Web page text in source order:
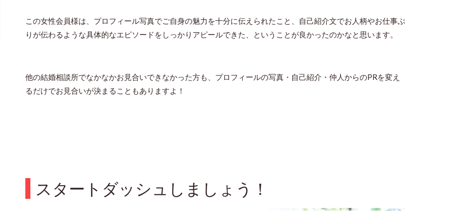
この女性会員様は、プロフィール写真でご自身の魅力を十分に伝えられたこと、自己紹介文でお人柄やお仕事ぶ
りが伝わるような具体的なエピソードをしっかりアピールできた、ということが良かったのかなと思います。
他の結婚相談所でなかなかお見合いできなかった方も、プロフィールの写真・自己紹介・仲人からのPRを変え
るだけでお見合いが決まることもありますよ！
スタートダッシュしましょう！